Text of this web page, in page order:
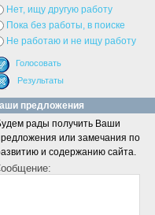
Нет, ищу другую работу
Пока без работы, в поиске
Не работаю и не ищу работу
предложения
рады получить Ваши
или замечания по
и содержанию сайта.